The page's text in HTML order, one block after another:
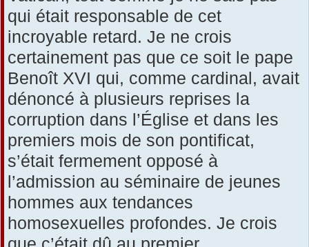
qui était responsable de cet
incroyable retard. Je ne crois
certainement pas que ce soit le pape
Benoît XVI qui, comme cardinal, avait
dénoncé à plusieurs reprises la
corruption dans l’Église et dans les
premiers mois de son pontificat,
s’était fermement opposé à
l’admission au séminaire de jeunes
hommes aux tendances
homosexuelles profondes. Je crois